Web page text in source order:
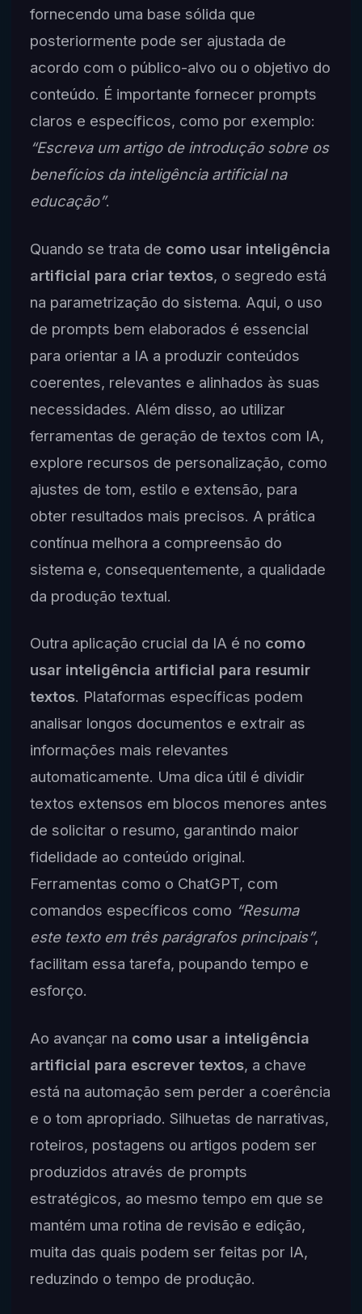
fornecendo uma base sólida que
posteriormente pode ser ajustada de
acordo com o público-alvo ou o objetivo do
conteúdo. É importante fornecer prompts
claros e específicos, como por exemplo:
“Escreva um artigo de introdução sobre os
benefícios da inteligência artificial na
educação”.
Quando se trata de como usar inteligência
artificial para criar textos, o segredo está
na parametrização do sistema. Aqui, o uso
de prompts bem elaborados é essencial
para orientar a IA a produzir conteúdos
coerentes, relevantes e alinhados às suas
necessidades. Além disso, ao utilizar
ferramentas de geração de textos com IA,
explore recursos de personalização, como
ajustes de tom, estilo e extensão, para
obter resultados mais precisos. A prática
contínua melhora a compreensão do
sistema e, consequentemente, a qualidade
da produção textual.
Outra aplicação crucial da IA é no como
usar inteligência artificial para resumir
textos. Plataformas específicas podem
analisar longos documentos e extrair as
informações mais relevantes
automaticamente. Uma dica útil é dividir
textos extensos em blocos menores antes
de solicitar o resumo, garantindo maior
fidelidade ao conteúdo original.
Ferramentas como o ChatGPT, com
comandos específicos como “Resuma
este texto em três parágrafos principais”,
facilitam essa tarefa, poupando tempo e
esforço.
Ao avançar na como usar a inteligência
artificial para escrever textos, a chave
está na automação sem perder a coerência
e o tom apropriado. Silhuetas de narrativas,
roteiros, postagens ou artigos podem ser
produzidos através de prompts
estratégicos, ao mesmo tempo em que se
mantém uma rotina de revisão e edição,
muita das quais podem ser feitas por IA,
reduzindo o tempo de produção.